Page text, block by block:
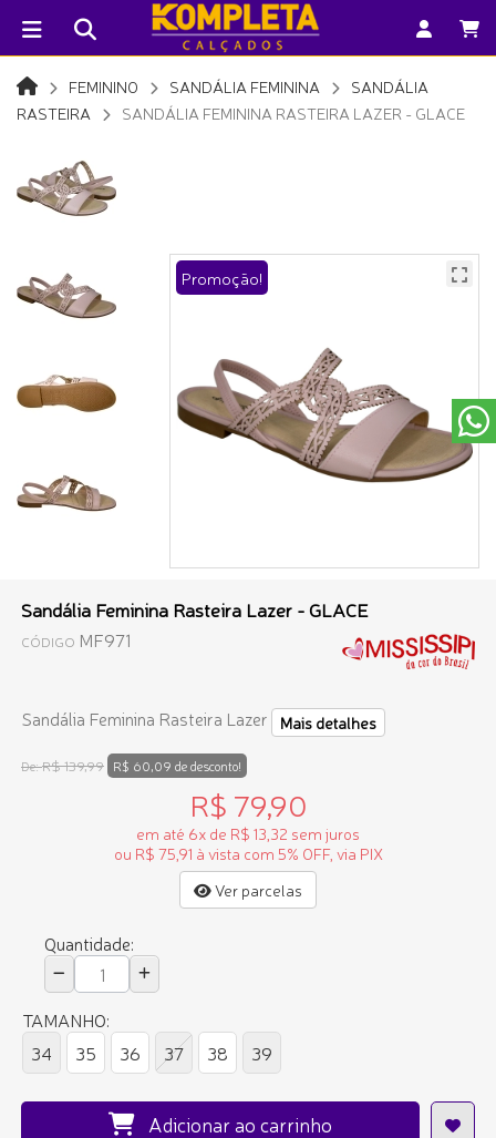
FEMININO SANDÁLIA FEMININA
SANDÁLIA
RASTEIRA
SANDÁLIA FEMININA RASTEIRA LAZER - GLACE
Promoção!
Sandália Feminina Rasteira Lazer - GLACE
CÓDIGO MF971
Sandália Feminina Rasteira Lazer Mais detalhes
De:R$ 139,99 R$ 60,09 de desconto!
R$ 79,90
em até 6x de R$ 13,32 sem juros
ou R$ 75,91 à vista com 5% OFF, via PIX
Ver parcelas
Quantidade:
TAMANHO:
34
35 36 37 38 39
Adicionar ao carrinho